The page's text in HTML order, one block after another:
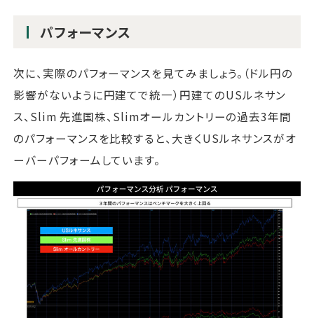
パフォーマンス
次に、実際のパフォーマンスを見てみましょう。（ドル円の
影響がないように円建てで統一）円建てのUSルネサン
ス、Slim 先進国株、Slimオールカントリーの過去3年間
のパフォーマンスを比較すると、大きくUSルネサンスがオ
ーバーパフォームしています。